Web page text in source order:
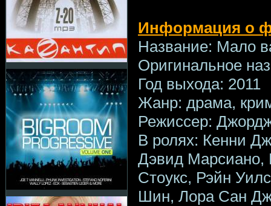
Информация о
Название: Мало
Оригинальное
Год выхода: 2011
Жанр: драма,
Режиссер:
В ролях: Кенни
Дэвид Марсиано,
Стоукс, Рэйн
Шин, Лора Сан